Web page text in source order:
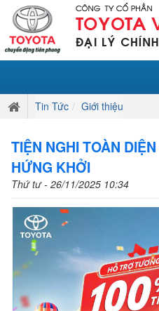
Tin Tức Giới thiệu
TIỆN NGHI TOÀN
HỨNG KHỞI
Thứ tư - 26/11/2025 10:34